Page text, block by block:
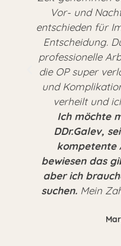
Vor- und
entschieden für
Entscheidung.
professionelle
die OP super
und
verheilt und
Ich möchte
DDr.Galev,
kompetente
bewiesen das
aber ich
suchen. Mein